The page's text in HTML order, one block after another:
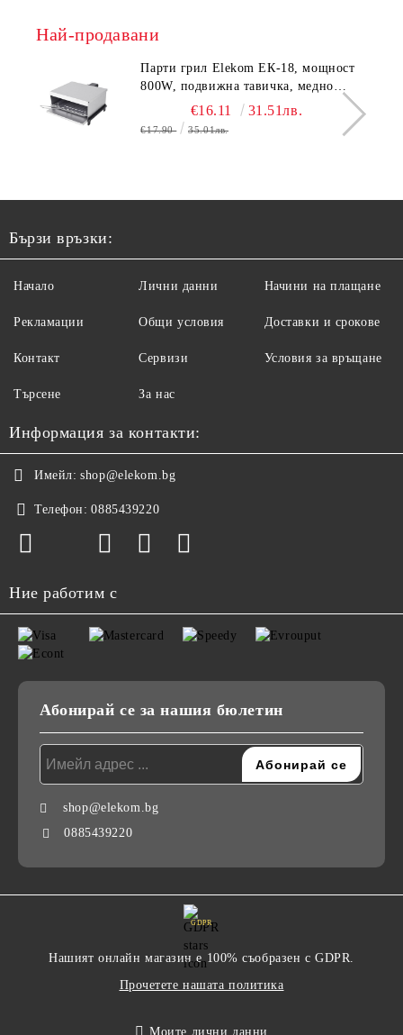
Най-продавани
Парти грил Elekom ЕК-18, мощност
800W, подвижна тавичка, медно
покритие на реотана
€16.11 31.51лв.
€17.90 35.01лв.
Бързи връзки:
Начало
Рекламации
Контакт
Търсене
Лични данни
Общи условия
Сервизи
За нас
Начини на плащане
Доставки и срокове
Условия за връщане
Информация за контакти:
Имейл: shop@elekom.bg
Телефон: 0885439220
Ние работим с
Абонирай се за нашия бюлетин
shop@elekom.bg
0885439220
GDPR
Нашият онлайн магазин е 100% съобразен с GDPR.
Прочетете нашата политика
Моите лични данни